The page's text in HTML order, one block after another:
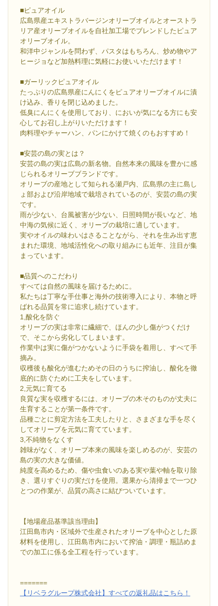
■ピュアオイル
広島県産エキストラバージンオリーブオイルとオーストラ
リア産オリーブオイルを自社加工場でブレンドしたピュア
オリーブオイル。
和洋中ジャンルを問わず、パスタはもちろん、炒め物やア
ヒージョなど加熱料理に気軽にお使いいただけます！
■ガーリックピュアオイル
たっぷりの広島県産にんにくをピュアオリーブオイルに漬
け込み、香りを閉じ込めました。
低臭にんにくを使用しており、においが気になる方にも安
心してお召し上がりいただけます！
肉料理やチャーハン、パンにかけて焼くのもおすすめ！
■安芸の島の実とは？
安芸の島の実は広島の新名物。自然本来の風味を豊かに感
じられるオリーブブランドです。
オリーブの産地として知られる瀬戸内、広島県の主に島し
ょ部および沿岸地域で栽培されているのが、安芸の島の実
です。
雨が少ない、台風被害が少ない、日照時間が長いなど、地
中海の気候に近く、オリーブの栽培に適しています。
実やオイルの味わいはさることながら、それを生み出す恵
まれた環境、地域活性化への取り組みにも近年、注目が集
まっています。
■品質へのこだわり
すべては自然の風味を届けるために。
私たちは丁寧な手仕事と海外の技術導入により、本物と呼
ばれる品質を常に追求し続けています。
1,酸化を防ぐ
オリーブの実は非常に繊細で、ほんの少し傷がつくだけ
で、そこから劣化してしまいます。
作業中は実に傷がつかないように手袋を着用し、すべて手
摘み。
収穫後も酸化が進むためその日のうちに搾油し、酸化を徹
底的に防ぐために工夫をしています。
2,元気に育てる
良質な実を収穫するには、オリーブの木そのものが丈夫に
生育することが第一条件です。
品種ごとに剪定方法を工夫したりと、さまざまな手を尽く
してオリーブを元気に育てています。
3,不純物をなくす
雑味がなく、オリーブ本来の風味を楽しめるのが、安芸の
島の実の大きな価値。
純度を高めるため、傷や虫食いのある実や葉や軸を取り除
き、選りすぐりの実だけを使用。選果から清掃まで一つひ
とつの作業が、品質の高さに結びついています。
【地場産品基準該当理由】
江田島市内・区域外で生産されたオリーブを中心とした原
材料を使用し、江田島市内において搾油・調理・瓶詰めま
での加工に係る全工程を行っています。
=======
【リベラグループ株式会社】すべての返礼品はこちら！